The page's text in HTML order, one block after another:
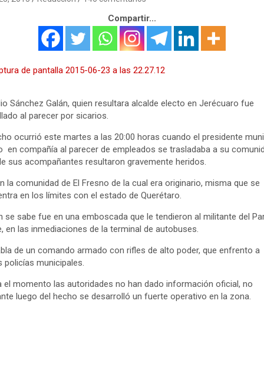
Compartir...
Sánchez Galán, quien resultara alcalde electo en Jerécuaro fue
al parecer por sicarios.
ocurrió este martes a las 20:00 horas cuando el presidente
en compañía al parecer de empleados se trasladaba a su
sus acompañantes resultaron gravemente heridos.
la comunidad de El Fresno de la cual era originario, misma que se
en los límites con el estado de Querétaro.
se sabe fue en una emboscada que le tendieron al militante del
en las inmediaciones de la terminal de autobuses.
de un comando armado con rifles de alto poder, que enfrento a
policías municipales.
el momento las autoridades no han dado información oficial, no
luego del hecho se desarrolló un fuerte operativo en la zona.